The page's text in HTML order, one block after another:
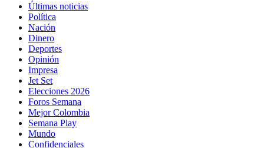
Últimas noticias
Política
Nación
Dinero
Deportes
Opinión
Impresa
Jet Set
Elecciones 2026
Foros Semana
Mejor Colombia
Semana Play
Mundo
Confidenciales